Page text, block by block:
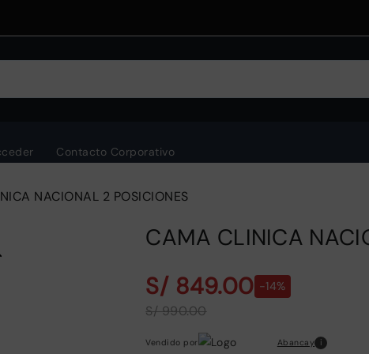
Contacto Corporativo
NACIONAL 2 POSICIONES
CAMA CLINICA
S/ 849.00 -14%
S/ 990.00
Vendido por Abancay i